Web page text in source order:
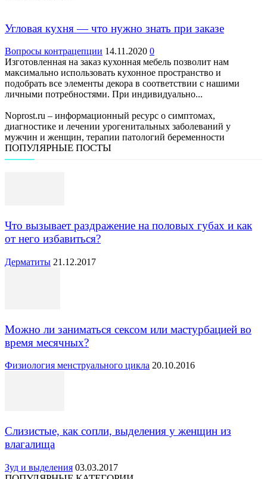
Угловая кухня — что нужно знать при заказе
Вопросы контрацепции 14.11.2020 0
Изготовленная на заказ кухонная мебель позволит нам
максимально использовать кухонное пространство и
подобрать все элементы декора в соответствии с нашими
личными потребностями. При индивидуально...
Noprost.ru – информационный ресурс о симптомах,
диагностике и лечении урогенитальных заболеваний у
мужчин и женщин, терапии патологий беременности
ПОПУЛЯРНЫЕ ПОСТЫ
Что вызывает раздражение на половых губах и как
от него избавиться?
Дерматиты 21.12.2017
Можно ли заниматься сексом или мастурбацией во
время месячных?
Физиология менструального цикла 20.10.2016
Слизистые, как сопли, выделения у женщин из
влагалища
Зуд и выделения 03.03.2017